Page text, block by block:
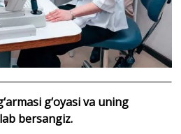
g‘oyasi va uning
bersangiz.